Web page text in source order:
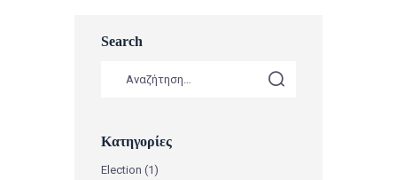
Search
Κατηγορίες
Election (1)